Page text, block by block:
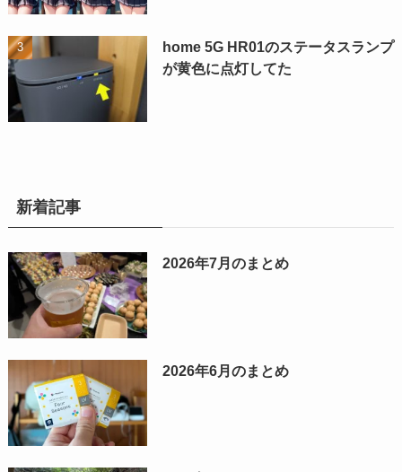
home 5G HR01のステータスランプ
が黄色に点灯してた
新着記事
2026年7月のまとめ
2026年6月のまとめ